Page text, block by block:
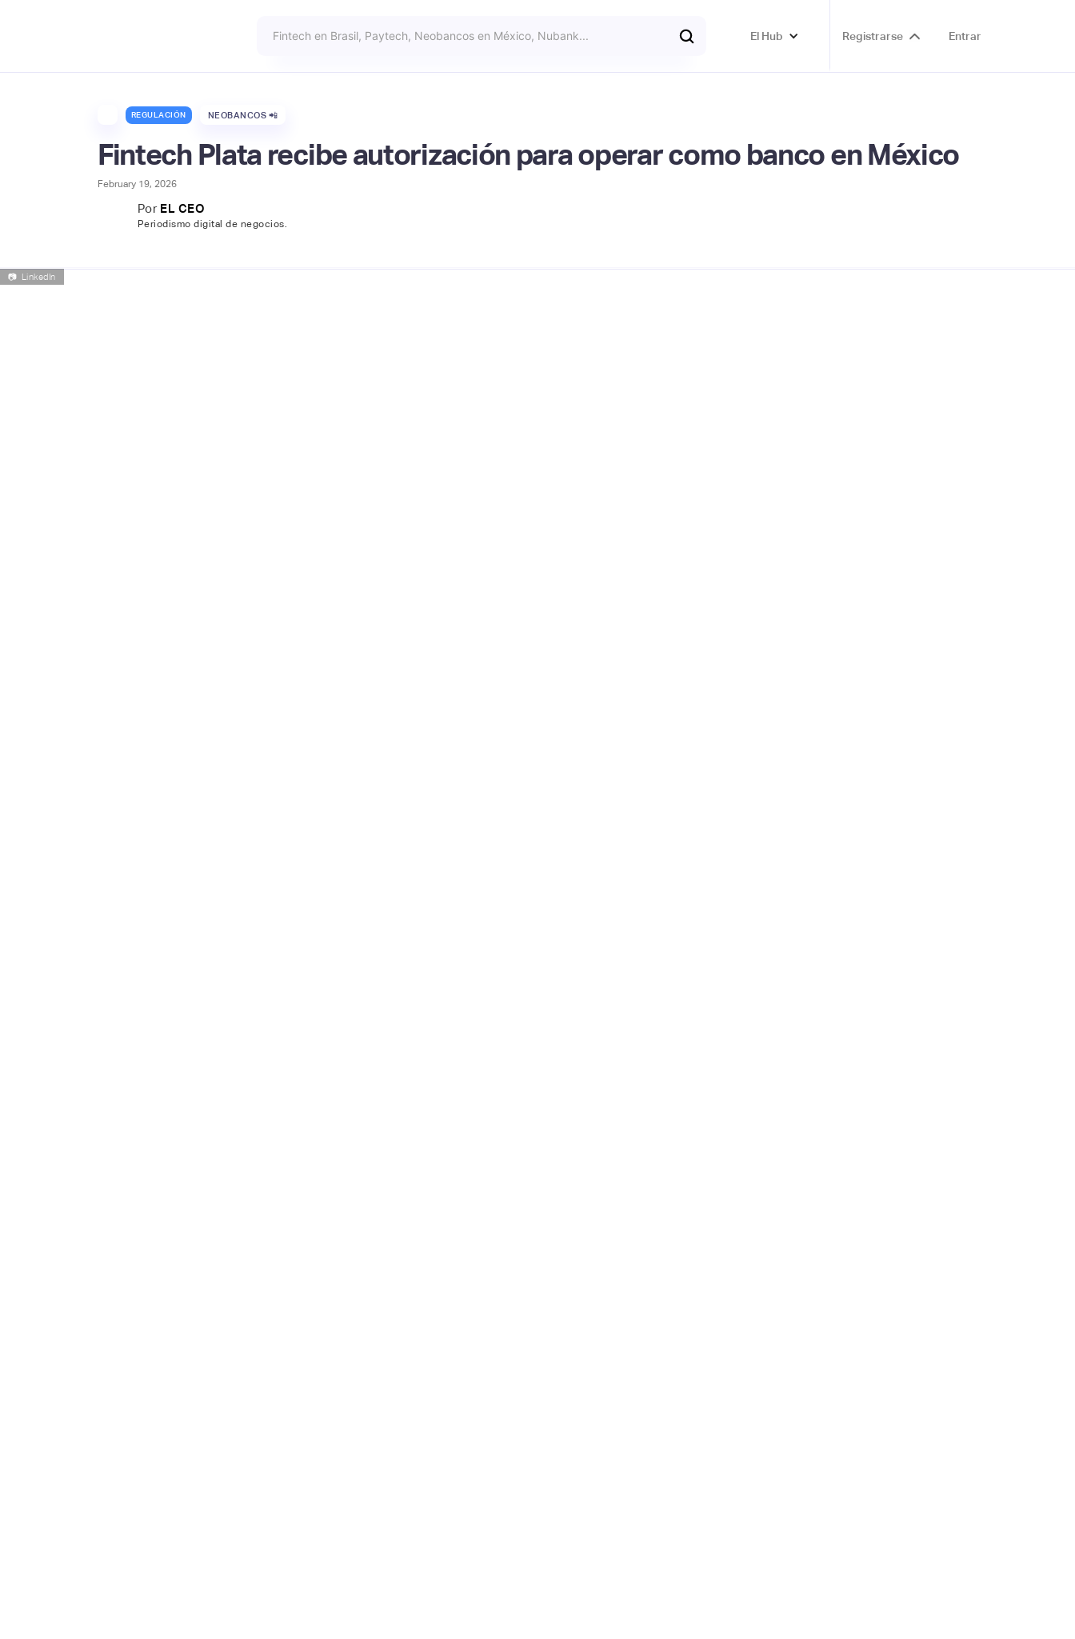
El Hub Registrarse Entrar
REGULACIÓN NEOBANCOS 📲
Fintech Plata recibe autorización para operar como banco en México
February 19, 2026
Por EL CEO
Periodismo digital de negocios.
📷 LinkedIn